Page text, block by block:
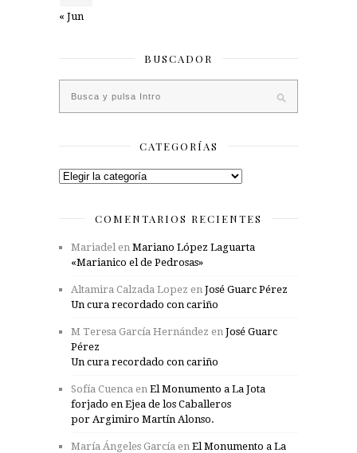
« Jun
BUSCADOR
CATEGORÍAS
Categorías
COMENTARIOS RECIENTES
Mariadel en Mariano López Laguarta
«Marianico el de Pedrosas»
Altamira Calzada Lopez en José Guarc Pérez
Un cura recordado con cariño
M Teresa García Hernández en José Guarc
Pérez
Un cura recordado con cariño
Sofía Cuenca en El Monumento a La Jota
forjado en Ejea de los Caballeros
por Argimiro Martín Alonso.
María Ángeles García en El Monumento a La